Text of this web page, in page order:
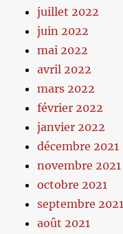
juillet 2022
juin 2022
mai 2022
avril 2022
mars 2022
février 2022
janvier 2022
décembre 2021
novembre 2021
octobre 2021
septembre 2021
août 2021